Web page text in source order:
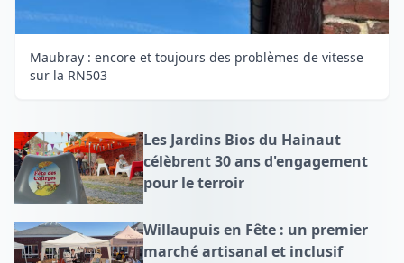
Maubray : encore et toujours des problèmes de vitesse
sur la RN503
Les Jardins Bios du Hainaut
célèbrent 30 ans d'engagement
pour le terroir
Willaupuis en Fête : un premier
marché artisanal et inclusif